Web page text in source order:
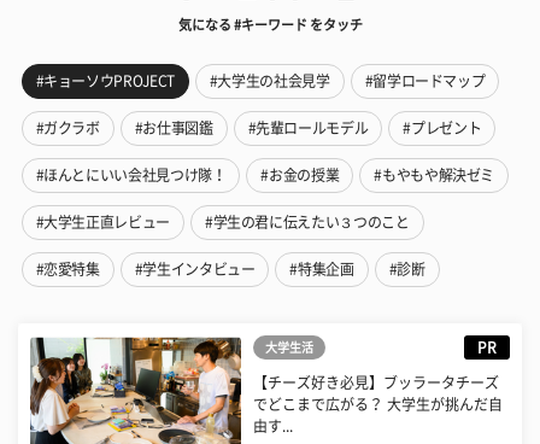
気になる #キーワード をタッチ
#キョーソウPROJECT #大学生の社会見学 #留学ロードマップ
#ガクラボ #お仕事図鑑 #先輩ロールモデル #プレゼント
#ほんとにいい会社見つけ隊！ #お金の授業 #もやもや解決ゼミ
#大学生正直レビュー #学生の君に伝えたい３つのこと
#恋愛特集 #学生インタビュー #特集企画 #診断
大学生活 PR
【チーズ好き必見】ブッラータチーズ
でどこまで広がる？ 大学生が挑んだ自
由す...